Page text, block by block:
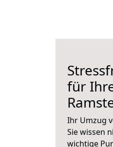
für
Ihr Umzug
Sie wissen
wichtige